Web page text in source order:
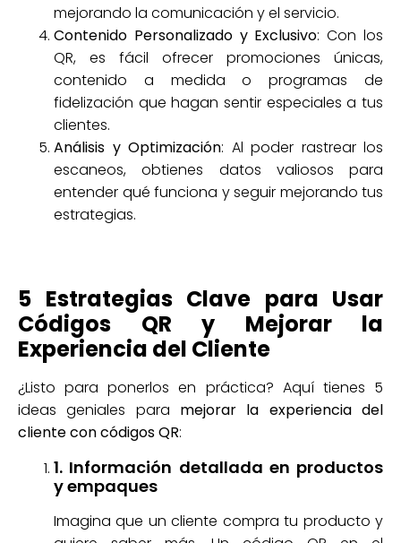
mejorando la comunicación y el servicio.
Contenido Personalizado y Exclusivo: Con los
QR, es fácil ofrecer promociones únicas,
contenido a medida o programas de
fidelización que hagan sentir especiales a tus
clientes.
Análisis y Optimización: Al poder rastrear los
escaneos, obtienes datos valiosos para
entender qué funciona y seguir mejorando tus
estrategias.
5 Estrategias Clave para Usar
Códigos QR y Mejorar la
Experiencia del Cliente
¿Listo para ponerlos en práctica? Aquí tienes 5
ideas geniales para mejorar la experiencia del
cliente con códigos QR:
1. Información detallada en productos
y empaques
Imagina que un cliente compra tu producto y